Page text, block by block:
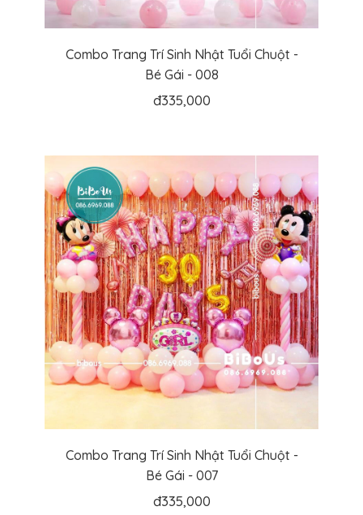
Combo Trang Trí Sinh Nhật Tuổi Chuột -
Bé Gái - 008
đ335,000
Combo Trang Trí Sinh Nhật Tuổi Chuột -
Bé Gái - 007
đ335,000